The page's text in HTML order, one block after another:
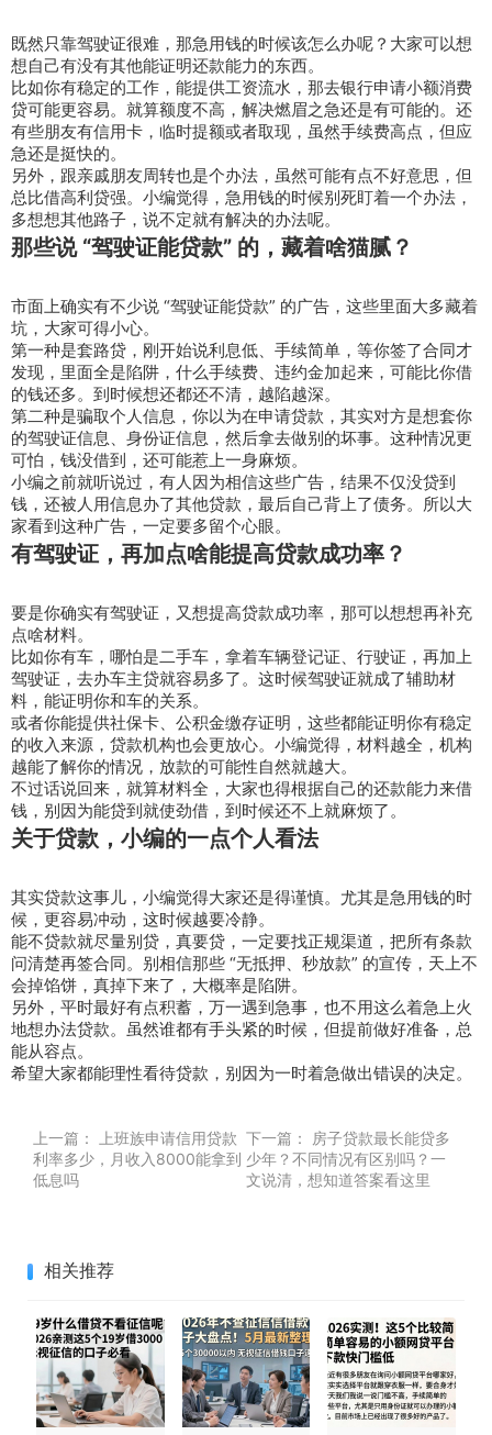
既然只靠驾驶证很难，那急用钱的时候该怎么办呢？大家可以想
想自己有没有其他能证明还款能力的东西。
比如你有稳定的工作，能提供工资流水，那去银行申请小额消费
贷可能更容易。就算额度不高，解决燃眉之急还是有可能的。还
有些朋友有信用卡，临时提额或者取现，虽然手续费高点，但应
急还是挺快的。
另外，跟亲戚朋友周转也是个办法，虽然可能有点不好意思，但
总比借高利贷强。小编觉得，急用钱的时候别死盯着一个办法，
多想想其他路子，说不定就有解决的办法呢。
那些说 “驾驶证能贷款” 的，藏着啥猫腻？
市面上确实有不少说 “驾驶证能贷款” 的广告，这些里面大多藏着
坑，大家可得小心。
第一种是套路贷，刚开始说利息低、手续简单，等你签了合同才
发现，里面全是陷阱，什么手续费、违约金加起来，可能比你借
的钱还多。到时候想还都还不清，越陷越深。
第二种是骗取个人信息，你以为在申请贷款，其实对方是想套你
的驾驶证信息、身份证信息，然后拿去做别的坏事。这种情况更
可怕，钱没借到，还可能惹上一身麻烦。
小编之前就听说过，有人因为相信这些广告，结果不仅没贷到
钱，还被人用信息办了其他贷款，最后自己背上了债务。所以大
家看到这种广告，一定要多留个心眼。
有驾驶证，再加点啥能提高贷款成功率？
要是你确实有驾驶证，又想提高贷款成功率，那可以想想再补充
点啥材料。
比如你有车，哪怕是二手车，拿着车辆登记证、行驶证，再加上
驾驶证，去办车主贷就容易多了。这时候驾驶证就成了辅助材
料，能证明你和车的关系。
或者你能提供社保卡、公积金缴存证明，这些都能证明你有稳定
的收入来源，贷款机构也会更放心。小编觉得，材料越全，机构
越能了解你的情况，放款的可能性自然就越大。
不过话说回来，就算材料全，大家也得根据自己的还款能力来借
钱，别因为能贷到就使劲借，到时候还不上就麻烦了。
关于贷款，小编的一点个人看法
其实贷款这事儿，小编觉得大家还是得谨慎。尤其是急用钱的时
候，更容易冲动，这时候越要冷静。
能不贷款就尽量别贷，真要贷，一定要找正规渠道，把所有条款
问清楚再签合同。别相信那些 “无抵押、秒放款” 的宣传，天上不
会掉馅饼，真掉下来了，大概率是陷阱。
另外，平时最好有点积蓄，万一遇到急事，也不用这么着急上火
地想办法贷款。虽然谁都有手头紧的时候，但提前做好准备，总
能从容点。
希望大家都能理性看待贷款，别因为一时着急做出错误的决定。
上一篇：
上班族申请信用贷款
利率多少，月收入8000能拿到
低息吗
下一篇：
房子贷款最长能贷多
少年？不同情况有区别吗？一
文说清，想知道答案看这里
相关推荐